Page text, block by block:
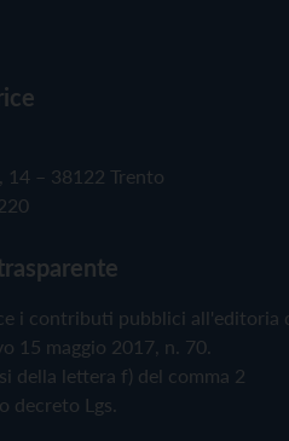
14 – 38122 Trento
i contributi pubblici all'editoria
15 maggio 2017, n. 70.
della lettera f) del comma 2
decreto Lgs.